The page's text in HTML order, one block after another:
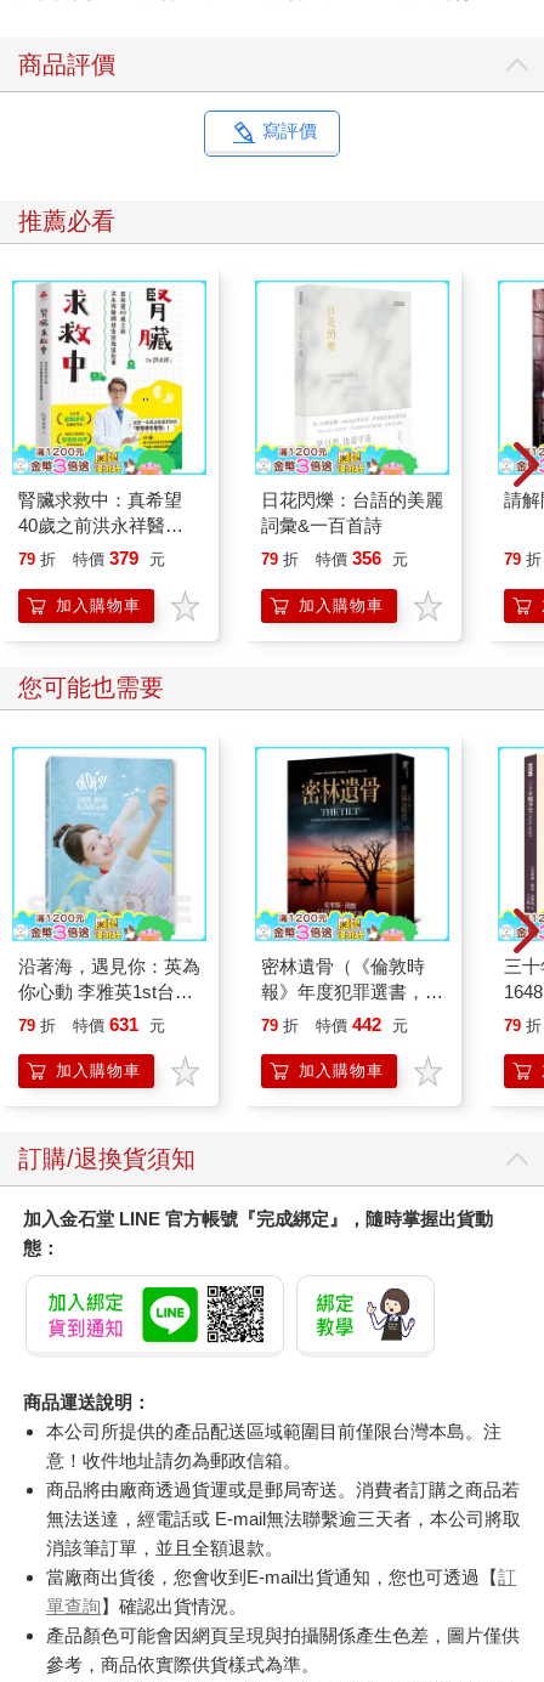
商品評價
寫評價
推薦必看
腎臟求救中：真希望
40歲之前洪永祥醫師
就告訴我這些事
79 折 特價 379 元
加入購物車
日花閃爍：台語的美麗
詞彙&一百首詩
79 折 特價 356 元
加入購物車
請解
79 折
您可能也需要
沿著海，遇見你：英為
你心動 李雅英1st台灣
感性紙上電影系列
79 折 特價 631 元
加入購物車
密林遺骨（《倫敦時
報》年度犯罪選書，澳
洲懸疑推理天王克里
精采續作！）
79 折 特價 442 元
加入購物車
三
人
79 折
訂購/退換貨須知
加入金石堂 LINE 官方帳號『完成綁定』，隨時掌握出貨動
態：
商品運送說明：
本公司所提供的產品配送區域範圍目前僅限台灣本島。注
意！收件地址請勿為郵政信箱。
商品將由廠商透過貨運或是郵局寄送。消費者訂購之商品若
無法送達，經電話或 E-mail無法聯繫逾三天者，本公司將取
消該筆訂單，並且全額退款。
當廠商出貨後，您會收到E-mail出貨通知，您也可透過【訂
單查詢】確認出貨情況。
產品顏色可能會因網頁呈現與拍攝關係產生色差，圖片僅供
參考，商品依實際供貨樣式為準。